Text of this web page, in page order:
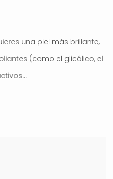
una piel más brillante,
(como el glicólico, el